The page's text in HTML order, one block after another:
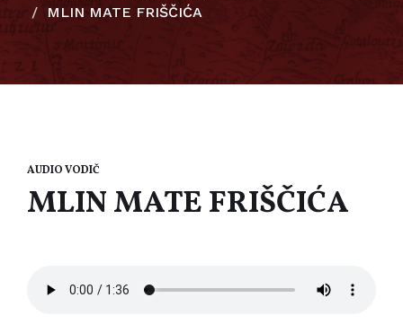
MLIN MATE FRIŠČIĆA
AUDIO VODIČ
MLIN MATE FRIŠČIĆA